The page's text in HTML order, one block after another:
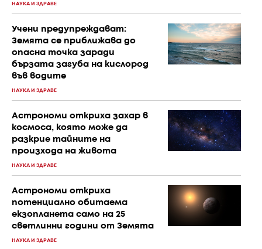
НАУКА И ЗДРАВЕ
Учени предупреждават:
Земята се приближава до
опасна точка заради
бързата загуба на кислород
във водите
НАУКА И ЗДРАВЕ
Астрономи откриха захар в
космоса, която може да
разкрие тайните на
произхода на живота
НАУКА И ЗДРАВЕ
Астрономи откриха
потенциално обитаема
екзопланета само на 25
светлинни години от Земята
НАУКА И ЗДРАВЕ